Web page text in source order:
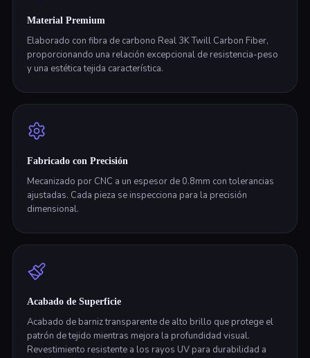
Material Premium
Elaborado con fibra de carbono Real 3K Twill Carbon Fiber,
proporcionando una relación excepcional de resistencia-peso
y una estética tejida característica.
Fabricado con Precisión
Mecanizado por CNC a un espesor de 0.8mm con tolerancias
ajustadas. Cada pieza se inspecciona para la precisión
dimensional.
Acabado de Superficie
Acabado de barniz transparente de alto brillo que protege el
patrón de tejido mientras mejora la profundidad visual.
Revestimiento resistente a los rayos UV para durabilidad a